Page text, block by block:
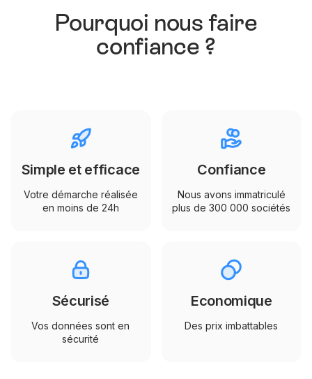
Pourquoi nous faire
confiance ?
Simple et efficace
Votre démarche réalisée
en moins de 24h
Confiance
Nous avons immatriculé
plus de 300 000 sociétés
Sécurisé
Vos données sont en
sécurité
Economique
Des prix imbattables